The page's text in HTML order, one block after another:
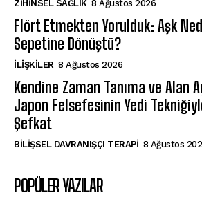
ZIHINSEL SAĞLIK 8 Ağustos 2026
Flört Etmekten Yorulduk: Aşk
Sepetine Dönüştü?
İLIŞKILER 8 Ağustos 2026
Kendine Zaman Tanıma ve Alan
Japon Felsefesinin Yedi
Şefkat
BILIŞSEL DAVRANIŞÇI TERAPI 8 Ağustos
POPÜLER YAZILAR